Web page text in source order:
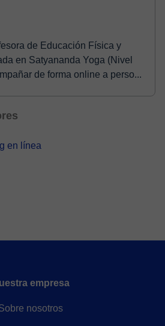
en Satyananda Yoga (Nivel
de forma online a perso...
en línea
empresa
nosotros